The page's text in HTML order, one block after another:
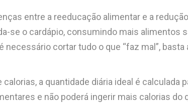
entre a reeducação alimentar e a
se o cardápio, consumindo mais alimentos
necessário cortar tudo o que “faz mal”,
calorias, a quantidade diária ideal é calculada
e não poderá ingerir mais calorias do